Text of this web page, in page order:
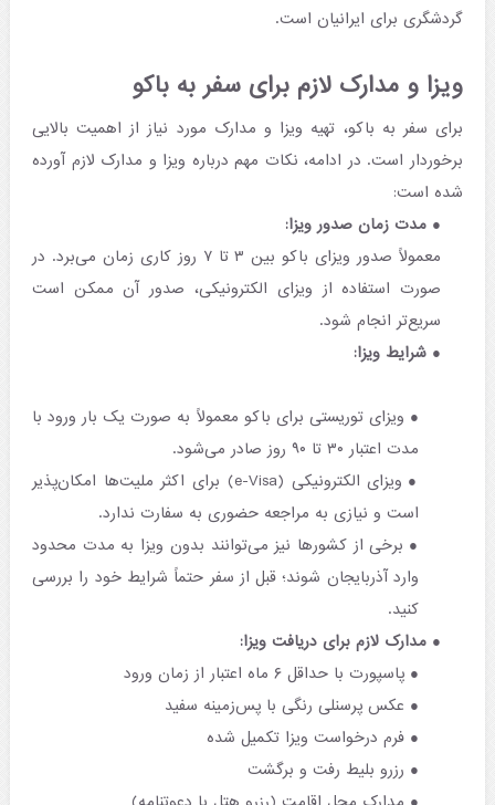
گردشگری برای ایرانیان است.
ویزا و مدارک لازم برای سفر به باکو
برای سفر به باکو، تهیه ویزا و مدارک مورد نیاز از اهمیت بالایی
برخوردار است. در ادامه، نکات مهم درباره ویزا و مدارک لازم آورده
شده است:
مدت زمان صدور ویزا:
معمولاً صدور ویزای باکو بین ۳ تا ۷ روز کاری زمان می‌برد. در
صورت استفاده از ویزای الکترونیکی، صدور آن ممکن است
سریع‌تر انجام شود.
شرایط ویزا:
ویزای توریستی برای باکو معمولاً به صورت یک بار ورود با
مدت اعتبار ۳۰ تا ۹۰ روز صادر می‌شود.
ویزای الکترونیکی (e-Visa) برای اکثر ملیت‌ها امکان‌پذیر
است و نیازی به مراجعه حضوری به سفارت ندارد.
برخی از کشورها نیز می‌توانند بدون ویزا به مدت محدود
وارد آذربایجان شوند؛ قبل از سفر حتماً شرایط خود را بررسی
کنید.
مدارک لازم برای دریافت ویزا:
پاسپورت با حداقل ۶ ماه اعتبار از زمان ورود
عکس پرسنلی رنگی با پس‌زمینه سفید
فرم درخواست ویزا تکمیل شده
رزرو بلیط رفت و برگشت